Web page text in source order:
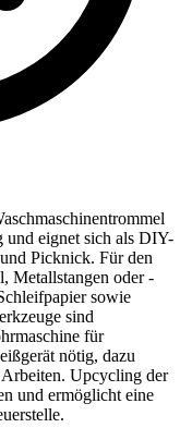
und eignet sich als DIY-
Picknick. Für den
Metallstangen oder -
sowie
sind
für
nötig, dazu
Upcycling der
und ermöglicht eine